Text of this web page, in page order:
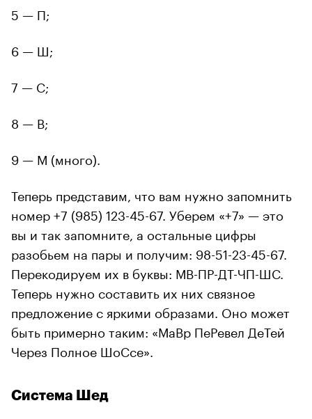
5 — П;
6 — Ш;
7 — С;
8 — В;
9 — М (много).
Теперь представим, что вам нужно запомнить
номер +7 (985) 123-45-67. Уберем «+7» — это
вы и так запомните, а остальные цифры
разобьем на пары и получим: 98-51-23-45-67.
Перекодируем их в буквы: МВ-ПР-ДТ-ЧП-ШС.
Теперь нужно составить их них связное
предложение с яркими образами. Оно может
быть примерно таким: «МаВр ПеРевел ДеТей
Через Полное ШоСсе».
Система Шед